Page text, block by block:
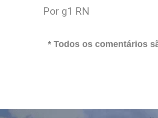
Por g1 RN
* Todos os comentários